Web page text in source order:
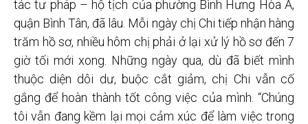
tác tư pháp – hộ tịch của phường Bình Hưng Hòa A,
quận Bình Tân, đã lâu. Mỗi ngày chị Chi tiếp nhận hàng
trăm hồ sơ, nhiều hôm chị phải ở lại xử lý hồ sơ đến 7
giờ tối mới xong. Những ngày qua, dù đã biết mình
thuộc diện dôi dư, buộc cắt giảm, chị Chi vẫn cố
gắng để hoàn thành tốt công việc của mình. “Chúng
tôi vẫn đang kềm lại mọi cảm xúc để làm việc trong